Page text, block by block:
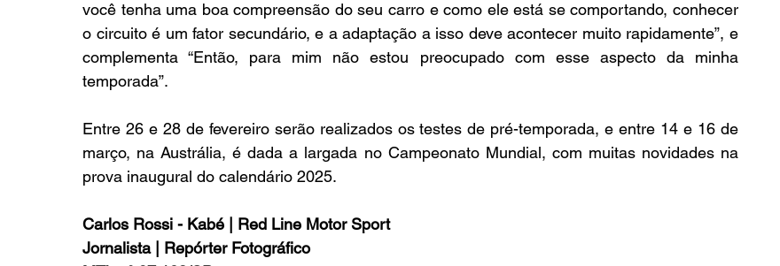
você tenha uma boa compreensão do seu carro e como ele está se comportando, conhecer
o circuito é um fator secundário, e a adaptação a isso deve acontecer muito rapidamente”, e
complementa “Então, para mim não estou preocupado com esse aspecto da minha
temporada”.
Entre 26 e 28 de fevereiro serão realizados os testes de pré-temporada, e entre 14 e 16 de
março, na Austrália, é dada a largada no Campeonato Mundial, com muitas novidades na
prova inaugural do calendário 2025.
Carlos Rossi - Kabé | Red Line Motor Sport
Jornalista | Repórter Fotográfico